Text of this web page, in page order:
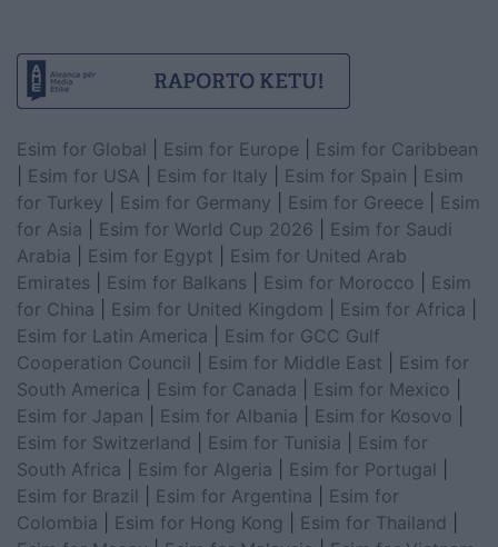
Esim for Global Esim for Europe
Esim for Caribbean
Esim for USA Esim for Italy Esim for Spain
Esim
for Turkey
Esim for Germany Esim for Greece
Esim
for Asia
Esim for World Cup 2026
Esim for Saudi
Arabia
Esim for Egypt
Esim for United Arab
Emirates
Esim for Balkans Esim for Morocco
Esim
for China
Esim for United Kingdom Esim for Africa
Esim for Latin America
Esim for GCC Gulf
Cooperation Council
Esim for Middle East
Esim for
South America
Esim for Canada Esim for Mexico
Esim for Japan
Esim for Albania Esim for Kosovo
Esim for Switzerland
Esim for Tunisia
Esim for
South Africa
Esim for Algeria Esim for Portugal
Esim for Brazil
Esim for Argentina
Esim for
Colombia
Esim for Hong Kong Esim for Thailand